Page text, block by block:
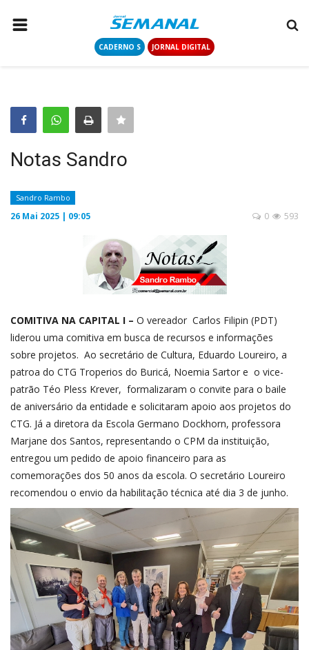
CADERNO S JORNAL DIGITAL
COLUNISTAS
CONTATO
LOGIN
CADASTRAR
JORNAL DIGITAL
Notas Sandro
Sandro Rambo
26 Mai 2025 | 09:05 593
0
COMITIVA NA CAPITAL I – O vereador Carlos Filipin (PDT)
liderou uma comitiva em busca de recursos e informações
sobre projetos. Ao secretário de Cultura, Eduardo Loureiro, a
patroa do CTG Troperios do Buricá, Noemia Sartor e o vice-
patrão Téo Pless Krever, formalizaram o convite para o baile
de aniversário da entidade e solicitaram apoio aos projetos do
CTG. Já a diretora da Escola Germano Dockhorn, professora
Marjane dos Santos, representando o CPM da instituição,
entregou um pedido de apoio financeiro para as
comemorações dos 50 anos da escola. O secretário Loureiro
recomendou o envio da habilitação técnica até dia 3 de junho.